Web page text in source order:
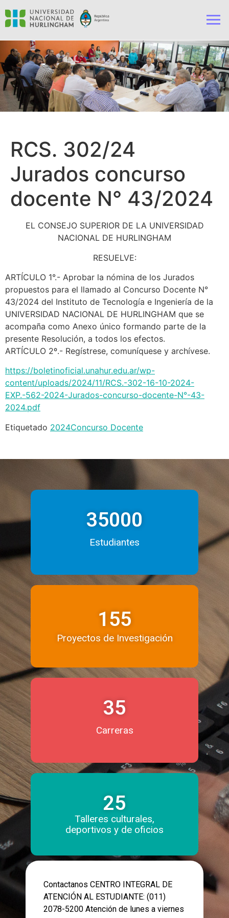
RCS. 302/24
Jurados concurso
docente N° 43/2024
EL CONSEJO SUPERIOR DE LA UNIVERSIDAD
NACIONAL DE HURLINGHAM
RESUELVE:
ARTÍCULO 1°.- Aprobar la nómina de los Jurados
propuestos para el llamado al Concurso Docente N°
43/2024 del Instituto de Tecnología e Ingeniería de la
UNIVERSIDAD NACIONAL DE HURLINGHAM que se
acompaña como Anexo único formando parte de la
presente Resolución, a todos los efectos.
ARTÍCULO 2º.- Regístrese, comuníquese y archívese.
https://boletinoficial.unahur.edu.ar/wp-
content/uploads/2024/11/RCS.-302-16-10-2024-
EXP.-562-2024-Jurados-concurso-docente-N°-43-
2024.pdf
Etiquetado 2024Concurso Docente
35000
Estudiantes
155
Proyectos de Investigación
35
Carreras
25
Talleres culturales,
deportivos y de oficios
Contactanos CENTRO INTEGRAL DE
ATENCIÓN AL ESTUDIANTE: (011)
2078-5200 Atención de lunes a viernes